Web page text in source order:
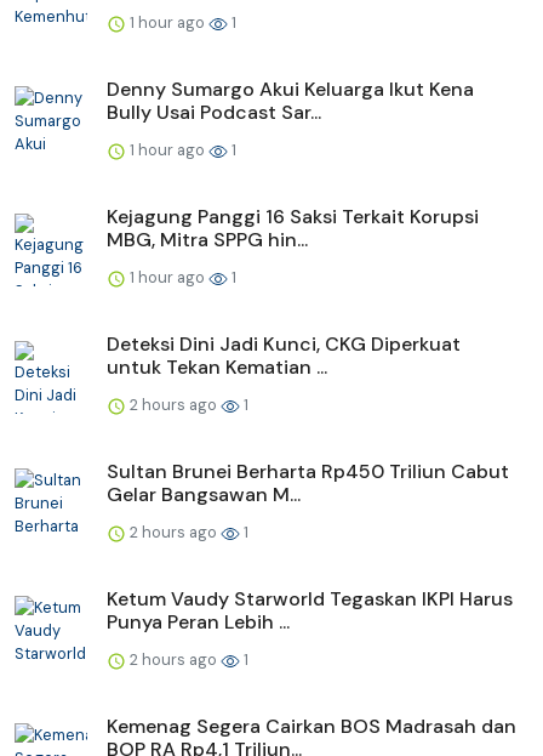
1 hour ago 1
Denny Sumargo Akui Keluarga Ikut Kena
Bully Usai Podcast Sar...
1 hour ago 1
Kejagung Panggi 16 Saksi Terkait Korupsi
MBG, Mitra SPPG hin...
1 hour ago 1
Deteksi Dini Jadi Kunci, CKG Diperkuat
untuk Tekan Kematian ...
2 hours ago 1
Sultan Brunei Berharta Rp450 Triliun Cabut
Gelar Bangsawan M...
2 hours ago 1
Ketum Vaudy Starworld Tegaskan IKPI Harus
Punya Peran Lebih ...
2 hours ago 1
Kemenag Segera Cairkan BOS Madrasah dan
BOP RA Rp4,1 Triliun...